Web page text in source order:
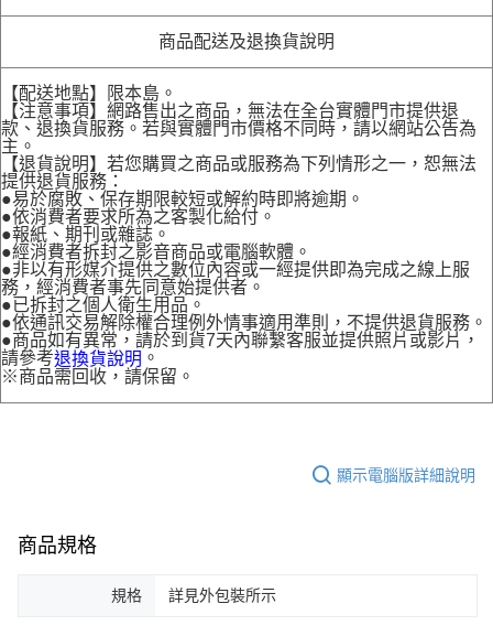
商品配送及退換貨說明
【配送地點】限本島。
【注意事項】網路售出之商品，無法在全台實體門市提供退
款、退換貨服務。若與實體門市價格不同時，請以網站公告為
主。
【退貨說明】若您購買之商品或服務為下列情形之一，恕無法
提供退貨服務：
●易於腐敗、保存期限較短或解約時即將逾期。
●依消費者要求所為之客製化給付。
●報紙、期刊或雜誌。
●經消費者拆封之影音商品或電腦軟體。
●非以有形媒介提供之數位內容或一經提供即為完成之線上服
務，經消費者事先同意始提供者。
●已拆封之個人衛生用品。
●依通訊交易解除權合理例外情事適用準則，不提供退貨服務。
●商品如有異常，請於到貨7天內聯繫客服並提供照片或影片，
請參考退換貨說明 。
※商品需回收，請保留。
顯示電腦版詳細說明
商品規格
規格 詳見外包裝所示